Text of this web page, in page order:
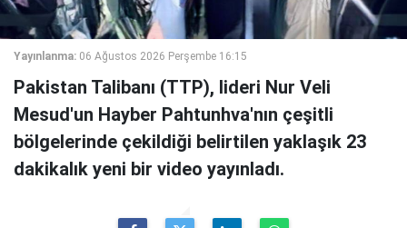
Yayınlanma: 06 Ağustos 2026 Perşembe 16:15
Pakistan Talibanı (TTP), lideri Nur Veli
Mesud'un Hayber Pahtunhva'nın çeşitli
bölgelerinde çekildiği belirtilen yaklaşık 23
dakikalık yeni bir video yayınladı.